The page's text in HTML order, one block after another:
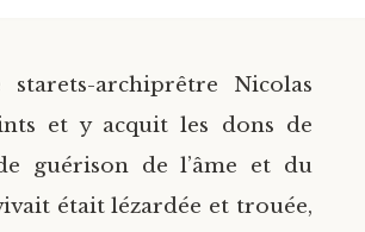
archiprêtre Nicolas
et y acquit les dons de
guérison de l’âme et du
était lézardée et trouée,